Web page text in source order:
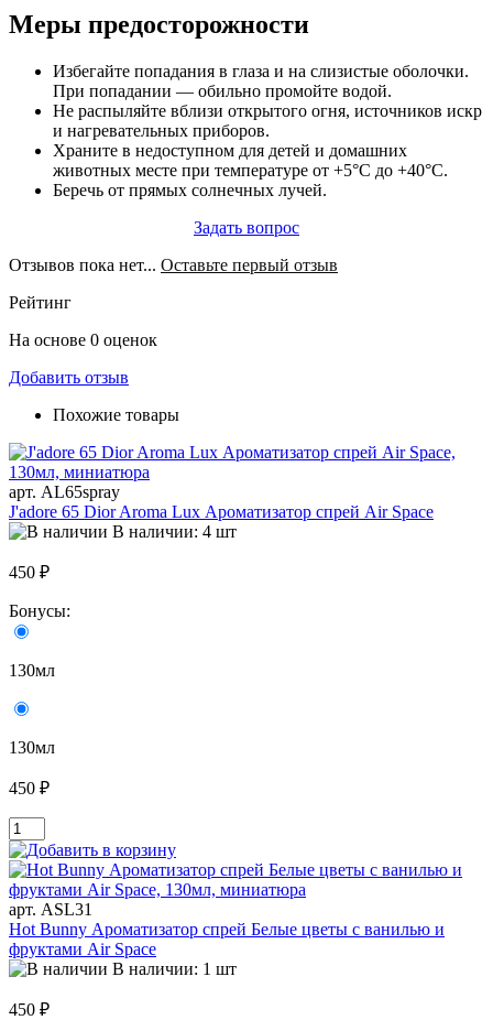
Меры предосторожности
Избегайте попадания в глаза и на слизистые оболочки.
При попадании — обильно промойте водой.
Не распыляйте вблизи открытого огня, источников искр
и нагревательных приборов.
Храните в недоступном для детей и домашних
животных месте при температуре от +5°C до +40°C.
Беречь от прямых солнечных лучей.
Задать вопрос
Отзывов пока нет... Оставьте первый отзыв
Рейтинг
На основе 0 оценок
Добавить отзыв
Похожие товары
арт. AL65spray
J'adore 65 Dior Aroma Lux Ароматизатор спрей Air Space
В наличии: 4 шт
450 ₽
Бонусы:
130мл
130мл
450 ₽
арт. ASL31
Hot Bunny Ароматизатор спрей Белые цветы с ванилью и
фруктами Air Space
В наличии: 1 шт
450 ₽